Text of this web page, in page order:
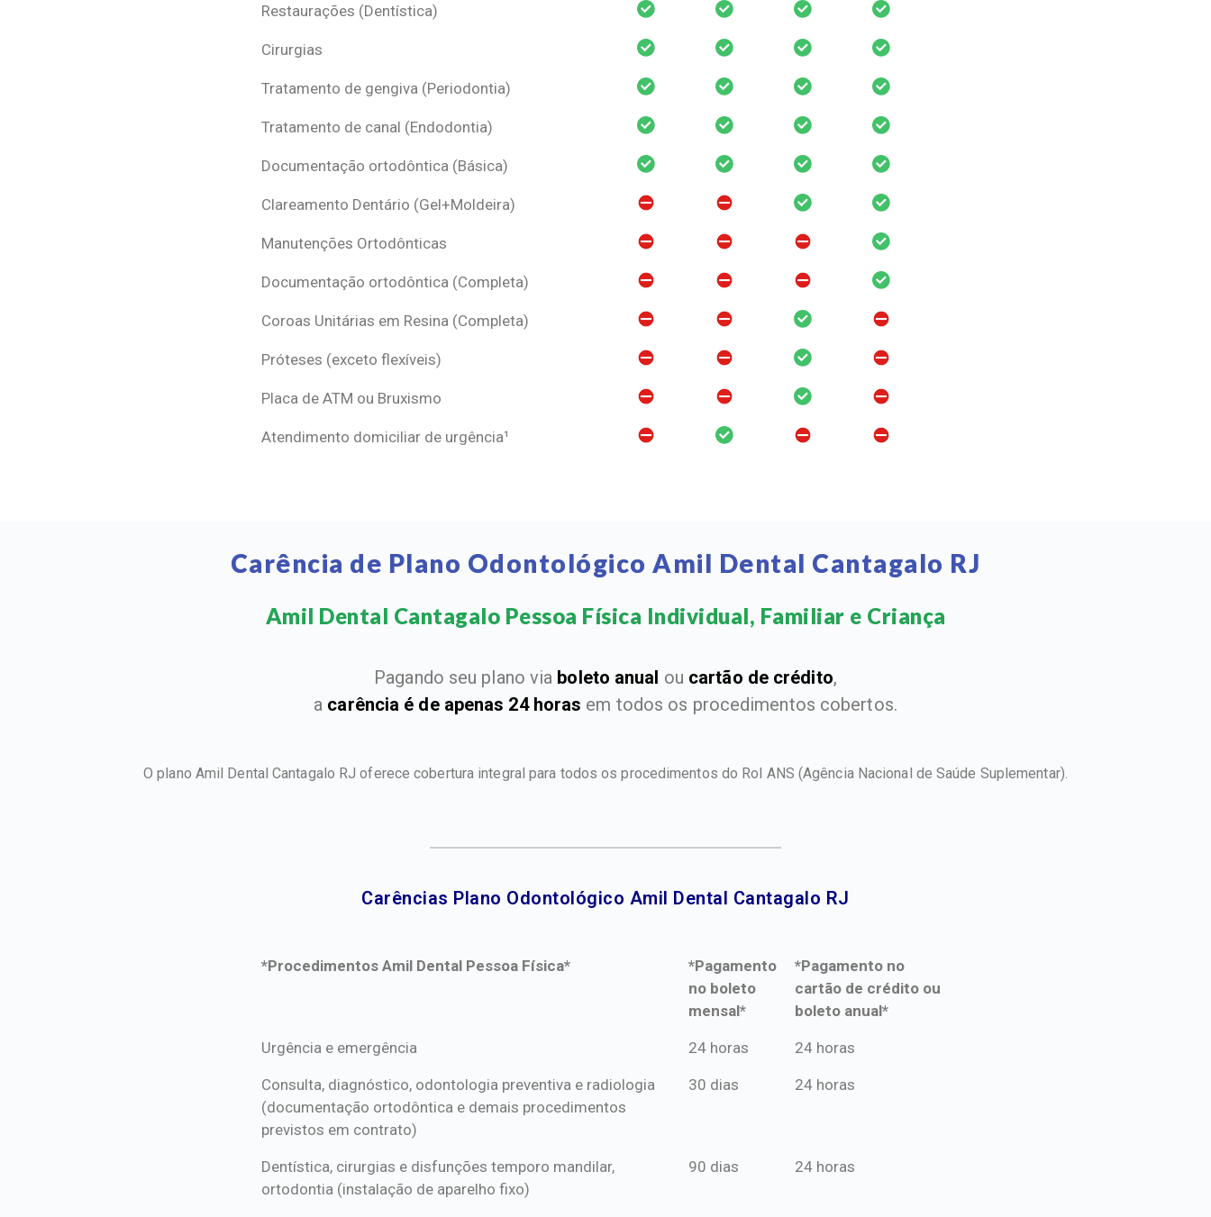
Restaurações (Dentística)
Cirurgias
Tratamento de gengiva (Periodontia)
Tratamento de canal (Endodontia)
Documentação ortodôntica (Básica)
Clareamento Dentário (Gel+Moldeira)
Manutenções Ortodônticas
Documentação ortodôntica (Completa)
Coroas Unitárias em Resina (Completa)
Próteses (exceto flexíveis)
Placa de ATM ou Bruxismo
Atendimento domiciliar de urgência¹
Carência de Plano Odontológico Amil Dental Cantagalo RJ
Amil Dental Cantagalo Pessoa Física Individual, Familiar e Criança​
Pagando seu plano via boleto anual ou cartão de crédito,
a carência é de apenas 24 horas em todos os procedimentos cobertos.
O plano Amil Dental Cantagalo RJ oferece cobertura integral para todos os procedimentos do Rol ANS (Agência Nacional de Saúde Suplementar).
Carências Plano Odontológico Amil Dental Cantagalo RJ​
*Procedimentos Amil Dental Pessoa Física*
*Pagamento
no boleto
mensal*
*Pagamento no
cartão de crédito ou
boleto anual*
*Procedimentos Amil Dental Pessoa Física*
*Pagamento
mensal*
*Pagamento no
boleto anual*
Urgência e emergência 24 horas 24 horas
Consulta, diagnóstico, odontologia preventiva e radiologia
(documentação ortodôntica e demais procedimentos
previstos em contrato)
30 dias 24 horas
Dentística, cirurgias e disfunções temporo mandilar,
ortodontia (instalação de aparelho fixo)
90 dias 24 horas